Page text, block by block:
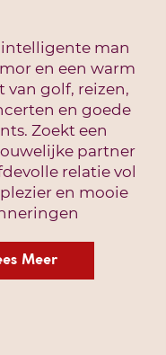
man
en een warm
van golf, reizen,
en goede
Zoekt een
partner
relatie vol
en mooie
Meer